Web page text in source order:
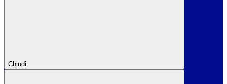
Chiudi